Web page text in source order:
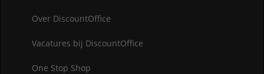
Over DiscountOffice
Vacatures bij DiscountOffice
One Stop Shop